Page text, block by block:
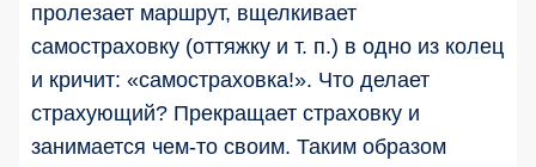
пролезает маршрут, вщелкивает
самостраховку (оттяжку и т. п.) в одно из колец
и кричит: «самостраховка!». Что делает
страхующий? Прекращает страховку и
занимается чем-то своим. Таким образом